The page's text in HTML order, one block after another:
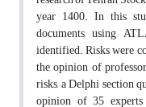
year 1400. In this
documents, using
identified. Risks were
the opinion of
risks, a Delphi section
opinion of 35 experts